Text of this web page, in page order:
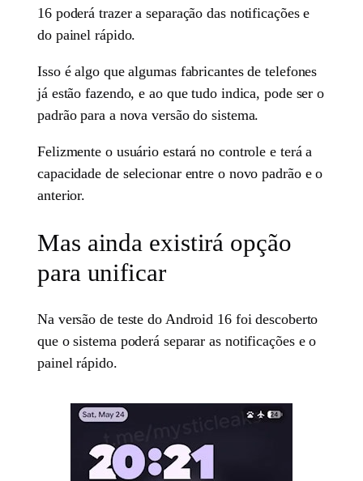
16 poderá trazer a separação das notificações e
do painel rápido.
Isso é algo que algumas fabricantes de telefones
já estão fazendo, e ao que tudo indica, pode ser o
padrão para a nova versão do sistema.
Felizmente o usuário estará no controle e terá a
capacidade de selecionar entre o novo padrão e o
anterior.
Mas ainda existirá opção
para unificar
Na versão de teste do Android 16 foi descoberto
que o sistema poderá separar as notificações e o
painel rápido.